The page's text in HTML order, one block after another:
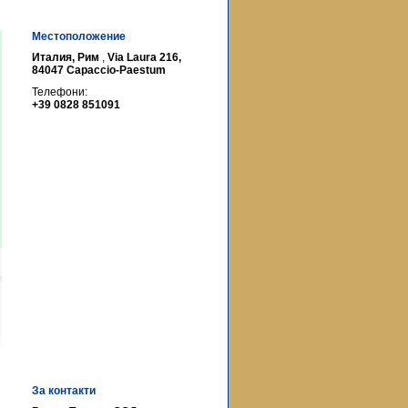
Местоположение
Италия, Рим , Via Laura 216,
84047 Capaccio-Paestum
Телефони:
+39 0828 851091
За контакти